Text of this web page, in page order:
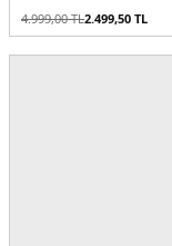
4.999,00TL2.499,50 TL